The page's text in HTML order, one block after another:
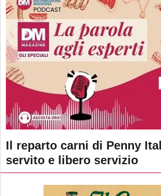
Il reparto carni di Penny
servito e libero servizio